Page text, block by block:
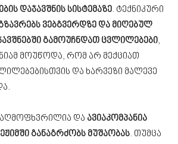
დაჯავშნის სისტემაზე. ტექნიკური
ვებგვერდზე და მიღებულ
გამოუჩნდათ ცვლილებები,
მოუწოდა, რომ არ მექციათ
და ხარვეზი მალევე
აღმოფხვრილია და ავიაკომპანია
განაგრძობს მუშაობას. თუმცა